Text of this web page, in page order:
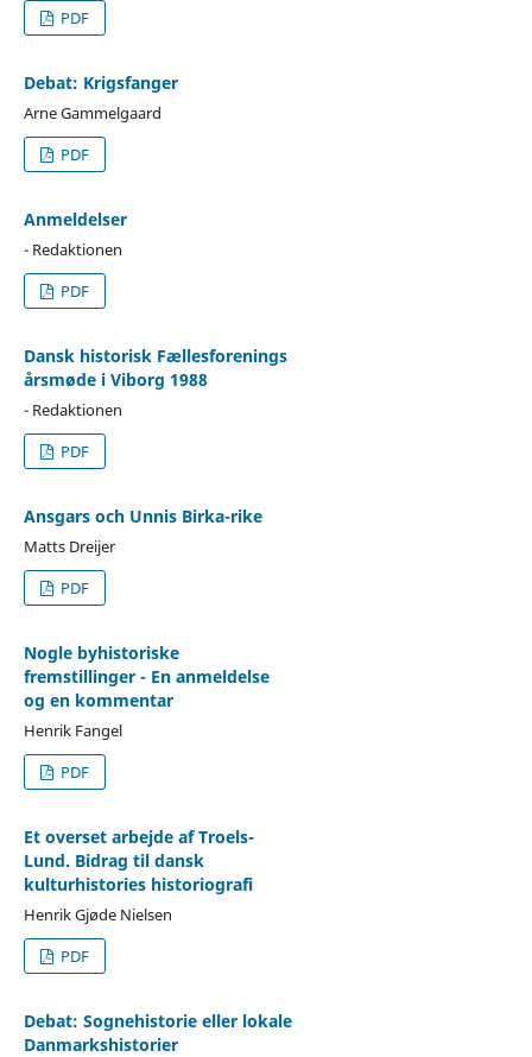
PDF
Debat: Krigsfanger
Arne Gammelgaard
PDF
Anmeldelser
- Redaktionen
PDF
Dansk historisk Fællesforenings
årsmøde i Viborg 1988
- Redaktionen
PDF
Ansgars och Unnis Birka-rike
Matts Dreijer
PDF
Nogle byhistoriske
fremstillinger - En anmeldelse
og en kommentar
Henrik Fangel
PDF
Et overset arbejde af Troels-
Lund. Bidrag til dansk
kulturhistories historiografi
Henrik Gjøde Nielsen
PDF
Debat: Sognehistorie eller lokale
Danmarkshistorier